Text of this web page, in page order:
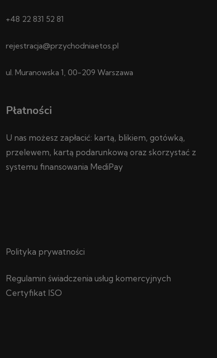
+48 22 831 52 81
rejestracja@przychodniaetos.pl
ul. Muranowska 1, 00-209 Warszawa
Płatności
U nas możesz zapłacić: kartą, blikiem, gotówką,
przelewem, kartą podarunkową oraz skorzystać z
systemu finansowania MediPay
Polityka prywatności
Regulamin świadczenia usług komercyjnych
Certyfikat ISO